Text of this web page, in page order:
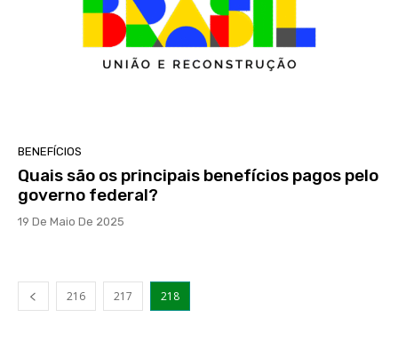
BENEFÍCIOS
Quais são os principais benefícios pagos pelo
governo federal?
19 De Maio De 2025
216 217 218